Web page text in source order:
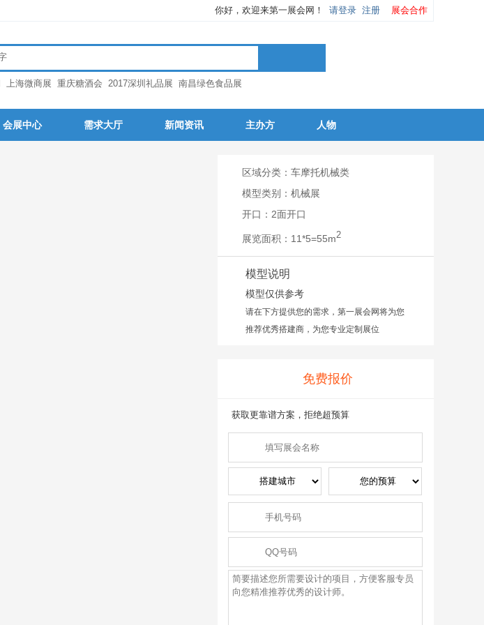
你好，欢迎来第一展会网！ 请登录 注册 展会合作
上海微商展 重庆糖酒会 2017深圳礼品展 南昌绿色食品展
会展中心 需求大厅 新闻资讯 主办方 人物
区域分类：车摩托机械类
模型类别：机械展
开口：2面开口
展览面积：11*5=55m2
模型说明
模型仅供参考
请在下方提供您的需求，第一展会网将为您
推荐优秀搭建商，为您专业定制展位
免费报价
获取更靠谱方案，拒绝超预算